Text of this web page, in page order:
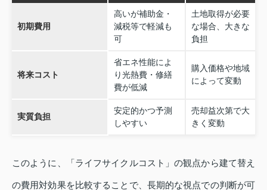
初期費用
高いが補助金・
減税等で軽減も
可
土地取得が必要
な場合、大きな
負担
将来コスト
省エネ性能によ
り光熱費・修繕
費が低減
購入価格や地域
によって変動
実質負担
安定的かつ予測
しやすい
売却益次第で大
きく変動
このように、「ライフサイクルコスト」の観点から建て替え
の費用対効果を比較することで、長期的な視点での判断が可